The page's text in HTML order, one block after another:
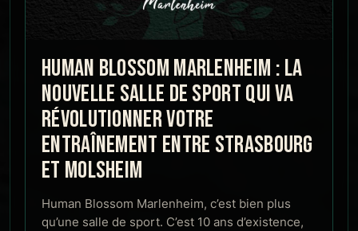
HUMAN BLOSSOM MARLENHEIM : LA
NOUVELLE SALLE DE SPORT QUI VA
RÉVOLUTIONNER VOTRE
ENTRAÎNEMENT ENTRE STRASBOURG
ET MOLSHEIM
Human Blossom Marlenheim, c’est bien plus
qu’une salle de sport. C’est 10 ans d’existence,